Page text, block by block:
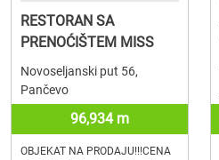
RESTORAN SA
PRENOĆIŠTEM MISS
Novoseljanski put 56,
Pančevo
96,934 m
OBJEKAT NA PRODAJU!!!CENA